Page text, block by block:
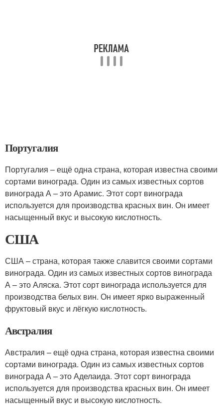
Португалия
Португалия – ещё одна страна, которая известна своими
сортами винограда. Один из самых известных сортов
винограда А – это Арамис. Этот сорт винограда
используется для производства красных вин. Он имеет
насыщенный вкус и высокую кислотность.
США
США – страна, которая также славится своими сортами
винограда. Один из самых известных сортов винограда
А – это Аляска. Этот сорт винограда используется для
производства белых вин. Он имеет ярко выраженный
фруктовый вкус и лёгкую кислотность.
Австралия
Австралия – ещё одна страна, которая известна своими
сортами винограда. Один из самых известных сортов
винограда А – это Аделаида. Этот сорт винограда
используется для производства красных вин. Он имеет
насыщенный вкус и высокую кислотность.